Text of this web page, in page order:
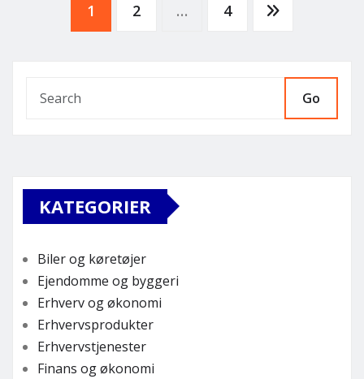
1 2 … 4
Go
KATEGORIER
Biler og køretøjer
Ejendomme og byggeri
Erhverv og økonomi
Erhvervsprodukter
Erhvervstjenester
Finans og økonomi